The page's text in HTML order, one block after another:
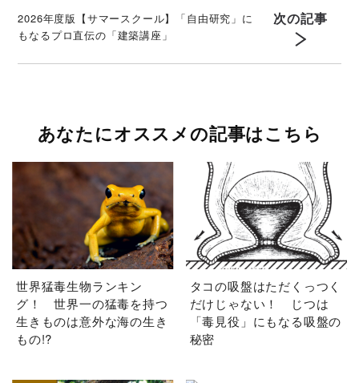
2026年度版【サマースクール】「自由研究」に
もなるプロ直伝の「建築講座」
次の記事
あなたにオススメの記事はこちら
世界猛毒生物ランキン
グ！ 世界一の猛毒を持つ
生きものは意外な海の生き
もの!?
タコの吸盤はただくっつく
だけじゃない！ じつは
「毒見役」にもなる吸盤の
秘密